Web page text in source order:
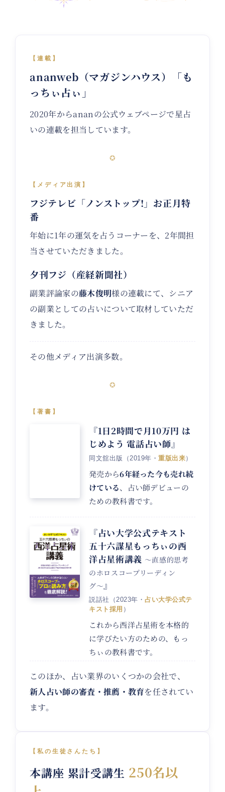
【連載】
ananweb（マガジンハウス）「も
っちぃ占ぃ」
2020年からananの公式ウェブページで星占
いの連載を担当しています。
✪
【メディア出演】
フジテレビ「ノンストップ!」お正月特
番
年始に1年の運気を占うコーナーを、2年間担
当させていただきました。
夕刊フジ（産経新聞社）
副業評論家の藤木俊明様の連載にて、シニア
の副業としての占いについて取材していただ
きました。
その他メディア出演多数。
✪
【著書】
『1日2時間で月10万円 は
じめよう 電話占い師』
同文舘出版（2019年・重版出来）
発売から6年経った今も売れ続
けている、占い師デビューの
ための教科書です。
『占い大学公式テキスト
五十六謀星もっちぃの西
洋占星術講義 〜直感的思考
のホロスコープリーディン
グ〜』
説話社（2023年・占い大学公式テ
キスト採用 ）
これから西洋占星術を本格的
に学びたい方のための、もっ
ちぃの教科書です。
このほか、占い業界のいくつかの会社で、
新人占い師の審査・推薦・教育を任されてい
ます。
【私の生徒さんたち】
本講座 累計受講生 250名以